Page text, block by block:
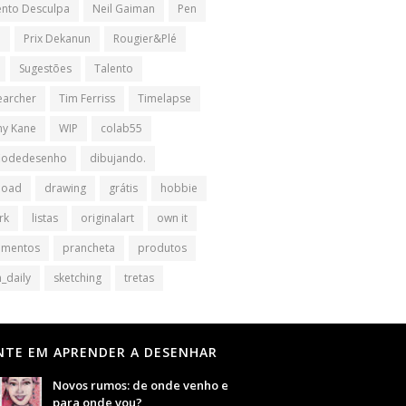
Desculpa Neil Gaiman
Pen
Prix Dekanun
Rougier&Plé
Sugestões
Talento
Tim Ferriss
Timelapse
Kane
WIP
colab55
dibujando.
drawing grátis
hobbie
listas originalart
own it
prancheta
produtos
sketching tretas
EM APRENDER A DESENHAR
Novos rumos: de onde venho e
para onde vou?